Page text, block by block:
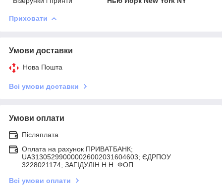
Приховати
Умови доставки
Нова Пошта
Всі умови доставки
Умови оплати
Післяплата
Оплата на рахунок ПРИВАТБАНК;
UA313052990000026002031604603; ЄДРПОУ
3228021174; ЗАГIДУЛIН Н.Н. ФОП
Всі умови оплати